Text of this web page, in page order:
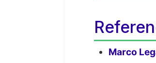
Marco